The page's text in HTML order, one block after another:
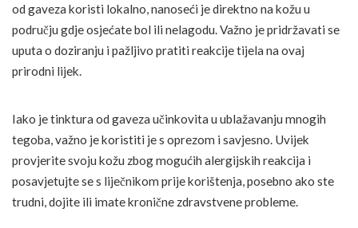
od gaveza koristi lokalno, nanoseći je direktno na kožu u
području gdje osjećate bol ili nelagodu. Važno je pridržavati se
uputa o doziranju i pažljivo pratiti reakcije tijela na ovaj
prirodni lijek.
Iako je tinktura od gaveza učinkovita u ublažavanju mnogih
tegoba, važno je koristiti je s oprezom i savjesno. Uvijek
provjerite svoju kožu zbog mogućih alergijskih reakcija i
posavjetujte se s liječnikom prije korištenja, posebno ako ste
trudni, dojite ili imate kronične zdravstvene probleme.